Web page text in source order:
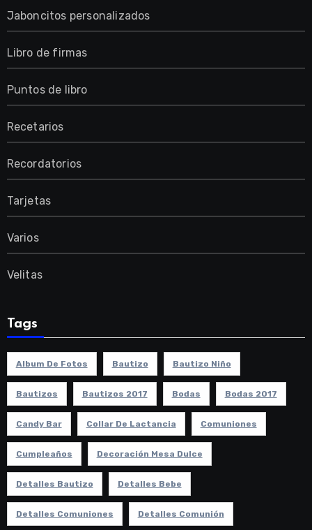
Jaboncitos personalizados
Libro de firmas
Puntos de libro
Recetarios
Recordatorios
Tarjetas
Varios
Velitas
Tags
Album De Fotos Bautizo Bautizo Niño
Bautizos Bautizos 2017 Bodas Bodas 2017
Candy Bar Collar De Lactancia Comuniones
Cumpleaños Decoración Mesa Dulce
Detalles Bautizo Detalles Bebe
Detalles Comuniones Detalles Comunión